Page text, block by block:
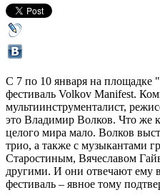
С 7 по 10 января на площадке
фестиваль Volkov Manifest.
мультиинструменталист,
это Владимир Волков. Что же
целого мира мало. Волков
трио, а также с музыкантами
Старостиным, Вячеславом
другими. И они отвечают
фестиваль – явное тому